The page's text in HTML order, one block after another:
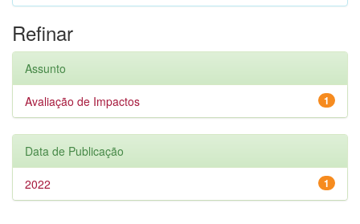
Refinar
Assunto
1
Avaliação de Impactos
Data de Publicação
1
2022